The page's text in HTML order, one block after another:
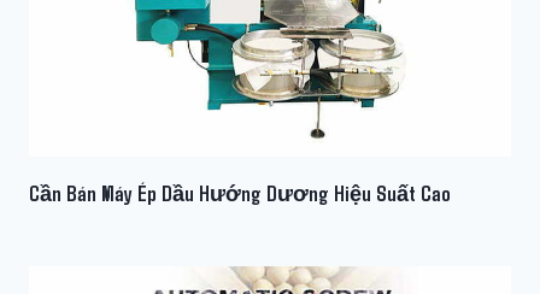
Cần Bán Máy Ép Dầu Hướng Dương Hiệu Suất Cao